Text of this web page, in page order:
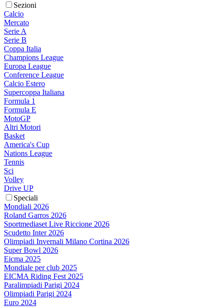
Sezioni
Calcio
Mercato
Serie A
Serie B
Coppa Italia
Champions League
Europa League
Conference League
Calcio Estero
Supercoppa Italiana
Formula 1
Formula E
MotoGP
Altri Motori
Basket
America's Cup
Nations League
Tennis
Sci
Volley
Drive UP
Speciali
Mondiali 2026
Roland Garros 2026
Sportmediaset Live Riccione 2026
Scudetto Inter 2026
Olimpiadi Invernali Milano Cortina 2026
Super Bowl 2026
Eicma 2025
Mondiale per club 2025
EICMA Riding Fest 2025
Paralimpiadi Parigi 2024
Olimpiadi Parigi 2024
Euro 2024